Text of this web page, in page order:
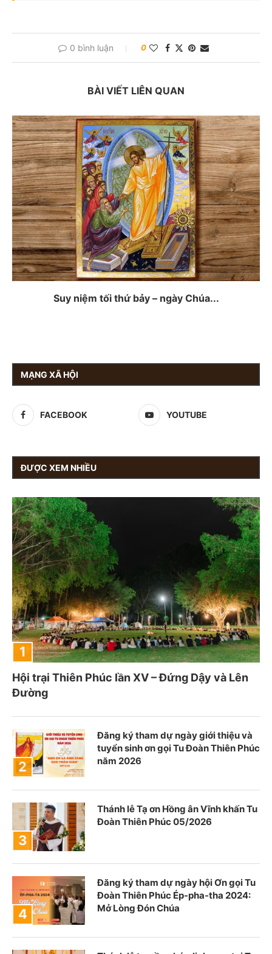
0 bình luận 0
BÀI VIẾT LIÊN QUAN
Suy niệm tối thứ bảy – ngày Chúa...
MẠNG XÃ HỘI
FACEBOOK YOUTUBE
ĐƯỢC XEM NHIỀU
Hội trại Thiên Phúc lần XV – Đứng Dậy và Lên
Đường
Đăng ký tham dự ngày giới thiệu và
tuyển sinh ơn gọi Tu Đoàn Thiên Phúc
năm 2026
Thánh lễ Tạ ơn Hồng ân Vĩnh khấn Tu
Đoàn Thiên Phúc 05/2026
Đăng ký tham dự ngày hội Ơn gọi Tu
Đoàn Thiên Phúc Ép-pha-tha 2024:
Mở Lòng Đón Chúa